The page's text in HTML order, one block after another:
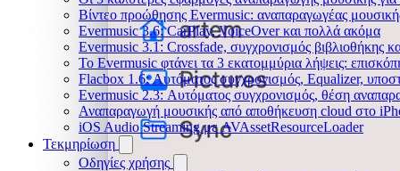
Βίντεο προώθησης Evermusic: αναπαραγωγέας
Evermusic 3.6: CarPlay, VoiceOver και πολλά ακόμα
Evermusic 3.1: Crossfade, συγχρονισμός βιβλιοθήκης
Το Evermusic φτάνει τα 3 εκατομμύρια λήψεις:
Flacbox 1.6: Αυτόματος συγχρονισμός, Equalizer,
Evermusic 2.3: Αυτόματος συγχρονισμός, θέση
Αναπαραγωγή μουσικής από αποθήκευση cloud στο
iOS Audio Streaming με AVAssetResourceLoader
Τεκμηρίωση
Οδηγίες χρήσης